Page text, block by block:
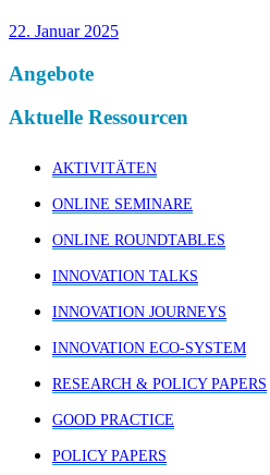
22. Januar 2025
Angebote
Aktuelle Ressourcen
AKTIVITÄTEN
ONLINE SEMINARE
ONLINE ROUNDTABLES
INNOVATION TALKS
INNOVATION JOURNEYS
INNOVATION ECO-SYSTEM
RESEARCH & POLICY PAPERS
GOOD PRACTICE
POLICY PAPERS